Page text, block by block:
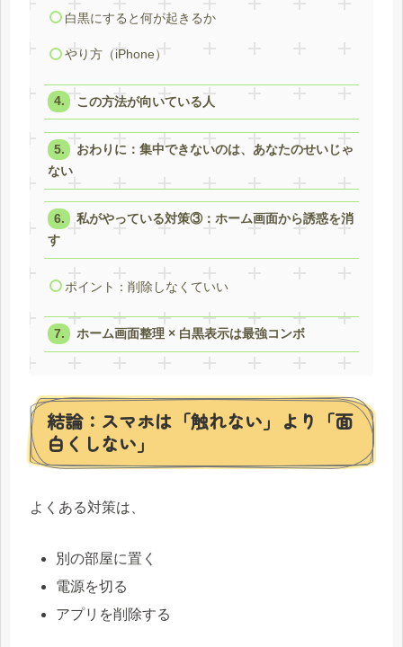
白黒にすると何が起きるか
やり方（iPhone）
この方法が向いている人
おわりに：集中できないのは、あなたのせいじゃ
ない
私がやっている対策③：ホーム画面から誘惑を消
す
ポイント：削除しなくていい
ホーム画面整理 × 白黒表示は最強コンボ
結論：スマホは「触れない」より「面
白くしない」
よくある対策は、
別の部屋に置く
電源を切る
アプリを削除する